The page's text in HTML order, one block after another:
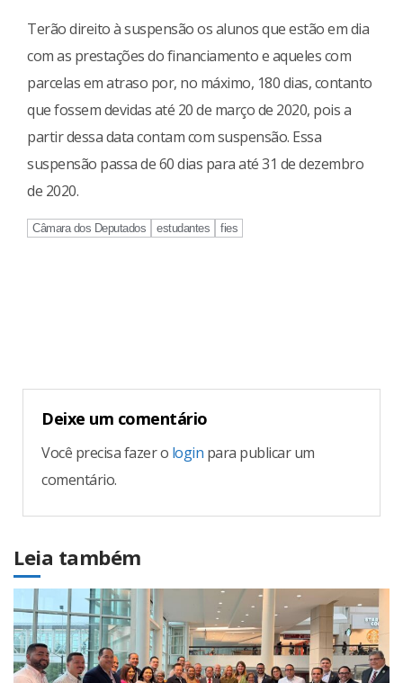
Terão direito à suspensão os alunos que estão em dia
com as prestações do financiamento e aqueles com
parcelas em atraso por, no máximo, 180 dias, contanto
que fossem devidas até 20 de março de 2020, pois a
partir dessa data contam com suspensão. Essa
suspensão passa de 60 dias para até 31 de dezembro
de 2020.
Câmara dos Deputados estudantes fies
Deixe um comentário
Você precisa fazer o login para publicar um
comentário.
Leia também